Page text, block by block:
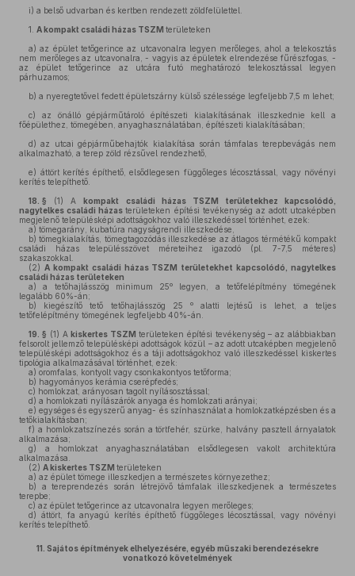
i) a belső udvarban és kertben rendezett zöldfelülettel.
1. A kompakt családi házas TSZM területeken
a) az épület tetőgerince az utcavonalra legyen merőleges, ahol a telekosztás
nem merőleges az utcavonalra, - vagyis az épületek elrendezése fűrészfogas, -
az épület tetőgerince az utcára futó meghatározó telekosztással legyen
párhuzamos;
b) a nyeregtetővel fedett épületszárny külső szélessége legfeljebb 7,5 m lehet;
c) az önálló gépjárműtároló építészeti kialakításának illeszkednie kell a
főépülethez, tömegében, anyaghasználatában, építészeti kialakításában;
d) az utcai gépjárműbehajtók kialakítása során támfalas terepbevágás nem
alkalmazható, a terep zöld rézsűvel rendezhető,
e) áttört kerítés építhető, elsődlegesen függőleges lécosztással, vagy növényi
kerítés telepíthető.
18. § (1) Akompakt családi házas TSZM területekhez kapcsolódó,
nagytelkes családi házasterületeken építési tevékenység az adott utcaképben
megjelenő településképi adottságokhoz való illeszkedéssel történhet, ezek:
a) tömegarány, kubatúra nagyságrendi illeszkedése,
b) tömegkialakítás, tömegtagozódás illeszkedése az átlagos térmétékű kompakt
családi házas településszövet méreteihez igazodó (pl. 7-7,5 méteres)
szakaszokkal.
(2) A kompakt családi házas TSZM területekhet kapcsolódó, nagytelkes
családi házas területeken
a) a tetőhajlásszög minimum 25º legyen, a tetőfelépítmény tömegének
legalább 60%-án;
b) kiegészítő tető tetőhajlásszög 25 º alatti lejtésű is lehet, a teljes
tetőfelépítmény tömegének legfeljebb 40%-án.
19. § (1) Akiskertes TSZMterületeken építési tevékenység – az alábbiakban
felsorolt jellemző településképi adottságok közül – az adott utcaképben megjelenő
településképi adottságokhoz és a táji adottságokhoz való illeszkedéssel kiskertes
tipológia alkalmazásával történhet, ezek:
a) oromfalas, kontyolt vagy csonkakontyos tetőforma;
b) hagyományos kerámia cserépfedés;
c) homlokzat, arányosan tagolt nyílásosztással;
d) a homlokzati nyílászárók anyaga és homlokzati arányai;
e) egységes és egyszerű anyag- és színhasználat a homlokzatképzésben és a
tetőkialakításban;
f) a homlokzatszínezés során a törtfehér, szürke, halvány pasztell árnyalatok
alkalmazása;
g) a homlokzat anyaghasználatában elsődlegesen vakolt architektúra
alkalmazása.
(2) A kiskertes TSZM területeken
a) az épület tömege illeszkedjen a természetes környezethez;
b) a tereprendezés során létrejövő támfalak illeszkedjenek a természetes
terepbe;
c) az épület tetőgerince az utcavonalra legyen merőleges;
d) áttört, fa anyagú kerítés építhető függőleges lécosztással, vagy növényi
kerítés telepíthető.
11. Sajátos építmények elhelyezésére, egyéb műszaki berendezésekre
vonatkozó követelmények